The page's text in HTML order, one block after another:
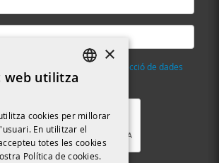
Política de privacitat i protecció de dades
DEFAULT LANGUAGE
×
web utilitza
cookies per millorar
En utilitzar el
totes les cookies
Política de cookies.